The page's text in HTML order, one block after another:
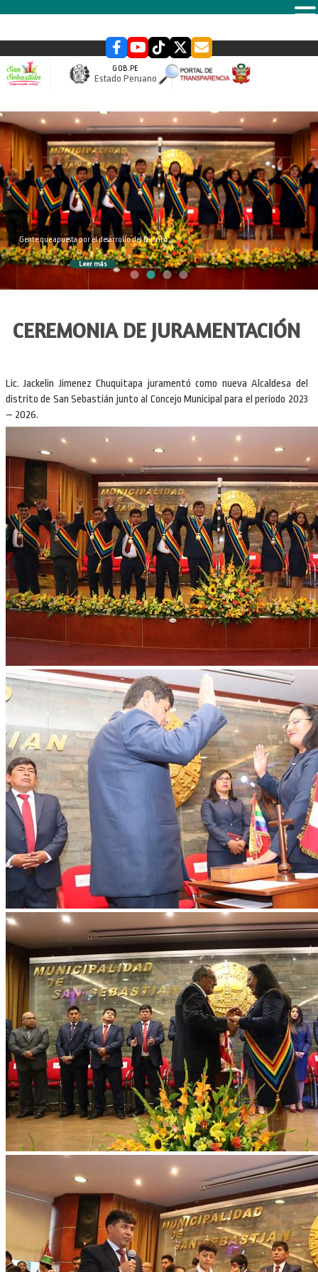
GOB.PE
Estado Peruano
slider
Gente que apuesta por el desarrollo del Distrito
Leer más
CEREMONIA DE JURAMENTACIÓN
Lic. Jackelin Jimenez Chuquitapa juramentó como nueva Alcaldesa del
distrito de San Sebastián junto al Concejo Municipal para el periodo 2023
– 2026.